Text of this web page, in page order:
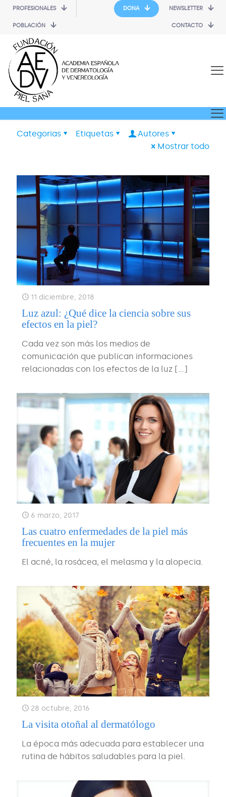
PROFESIONALES
POBLACIÓN
DONA NEWSLETTER
CONTACTO
Categorias Etiquetas
Autores
Mostrar todo
11 diciembre, 2018
Luz azul: ¿Qué dice la ciencia sobre sus
efectos en la piel?
Cada vez son más los medios de
comunicación que publican informaciones
relacionadas con los efectos de la luz […]
6 marzo, 2017
Las cuatro enfermedades de la piel más
frecuentes en la mujer
El acné, la rosácea, el melasma y la alopecia.
28 octubre, 2016
La visita otoñal al dermatólogo
La época más adecuada para establecer una
rutina de hábitos saludables para la piel.